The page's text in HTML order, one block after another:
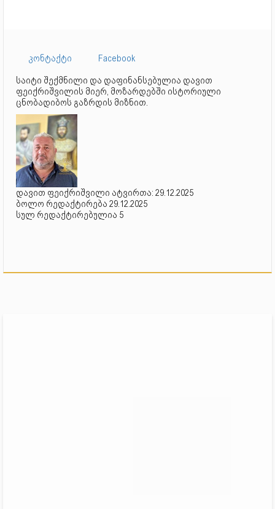
კონტაქტი
Facebook
საიტი შექმნილი და დაფინანსებულია დავით
ფეიქრიშვილის მიერ, მოზარდებში ისტორიული
ცნობადიბოს გაზრდის მიზნით.
დავით ფეიქრიშვილი ატვირთა: 29.12.2025
ბოლო რედაქტირება 29.12.2025
სულ რედაქტირებულია 5